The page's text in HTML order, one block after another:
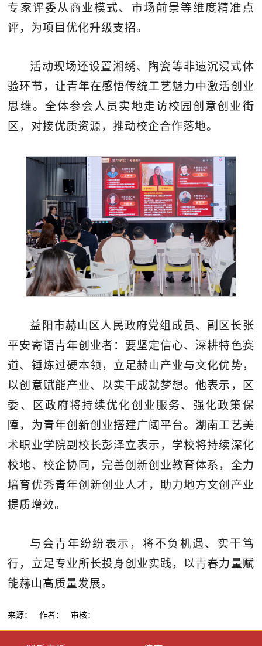
专家评委从商业模式、市场前景等维度精准点
评，为项目优化升级支招。
活动现场还设置湘绣、陶瓷等非遗沉浸式体
验环节，让青年在感悟传统工艺魅力中激活创业
思维。全体参会人员实地走访校园创意创业街
区，对接优质资源，推动校企合作落地。
益阳市赫山区人民政府党组成员、副区长张
平安寄语青年创业者：要坚定信心、深耕特色赛
道、锤炼过硬本领，立足赫山产业与文化优势，
以创意赋能产业、以实干成就梦想。他表示，区
委、区政府将持续优化创业服务、强化政策保
障，为青年创新创业搭建广阔平台。湖南工艺美
术职业学院副校长彭泽立表示，学校将持续深化
校地、校企协同，完善创新创业教育体系，全力
培育优秀青年创新创业人才，助力地方文创产业
提质增效。
与会青年纷纷表示，将不负机遇、实干笃
行，立足专业所长投身创业实践，以青春力量赋
能赫山高质量发展。
来源： 作者： 审核：